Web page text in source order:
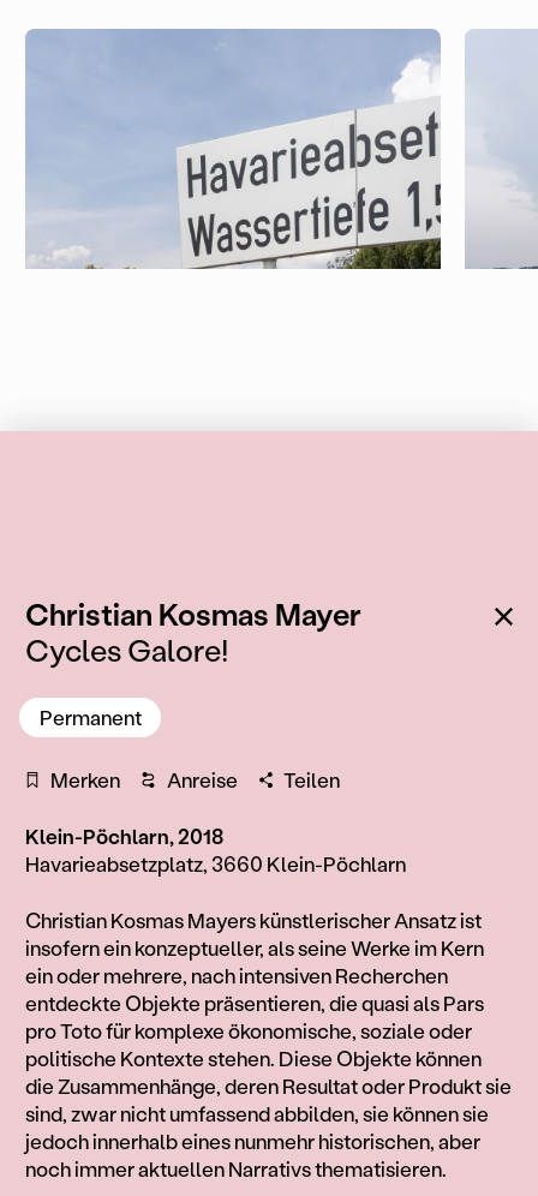
Christian Kosmas Mayer:
Cycles Galore!
Permanent
Merken Anreise Teilen
Klein-Pöchlarn, 2018
Havarieabsetzplatz, 3660 Klein-Pöchlarn
Information
Christian Kosmas Mayers künstlerischer Ansatz ist
insofern ein konzeptueller, als seine Werke im Kern
ein oder mehrere, nach intensiven Recherchen
entdeckte Objekte präsentieren, die quasi als Pars
pro Toto für komplexe ökonomische, soziale oder
politische Kontexte stehen. Diese Objekte können
die Zusammenhänge, deren Resultat oder Produkt sie
sind, zwar nicht umfassend abbilden, sie können sie
jedoch innerhalb eines nunmehr historischen, aber
noch immer aktuellen Narrativs thematisieren.